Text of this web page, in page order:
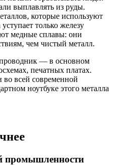
выплавлять из руды.
которые используют
только железу
медные сплавы: они
чем чистый металл.
— в основном
печатных платах.
всей современной
ноутбуке этого металла
промышленности